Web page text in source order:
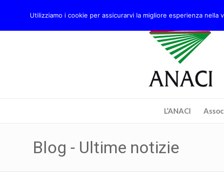
L’ANACI
Blog - Ultime notizie
Utilizziamo i cookie per assicurarvi la migliore esperienza